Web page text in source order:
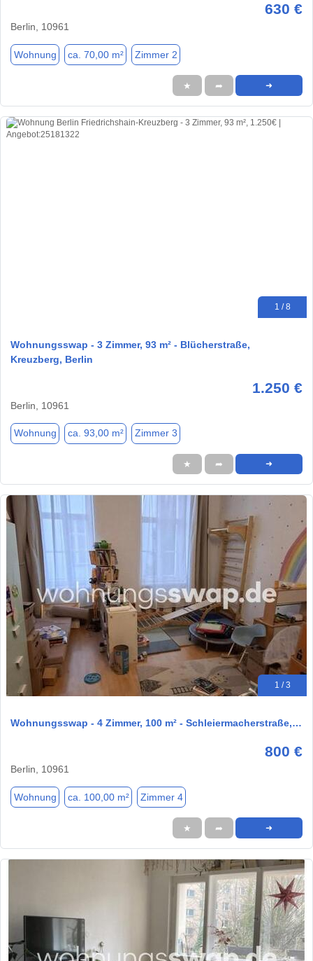
630 €
Berlin, 10961
Wohnung ca. 70,00 m² Zimmer 2
★ ➦ ➜
1 / 8
Wohnungsswap - 3 Zimmer, 93 m² - Blücherstraße,
Kreuzberg, Berlin
1.250 €
Berlin, 10961
Wohnung ca. 93,00 m² Zimmer 3
★ ➦ ➜
1 / 3
Wohnungsswap - 4 Zimmer, 100 m² - Schleiermacherstraße,…
800 €
Berlin, 10961
Wohnung ca. 100,00 m² Zimmer 4
★ ➦ ➜